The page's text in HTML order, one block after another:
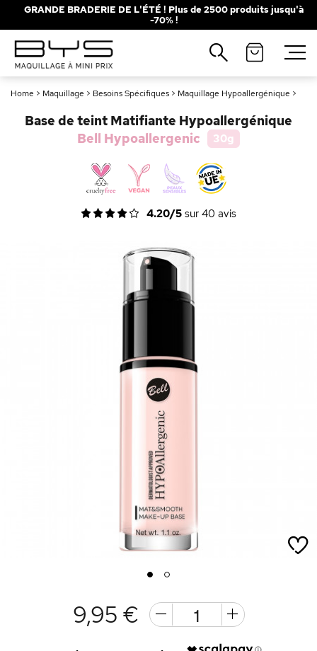
GRANDE BRADERIE DE L'ÉTÉ ! Plus de 2500 produits jusqu'à
-70% !
Home > Maquillage > Besoins Spécifiques > Maquillage Hypoallergénique >
Base de teint Matifiante Hypoallergénique
Bell Hypoallergenic
30g
4.20/5 sur 40 avis
1 2
9,95 €
Fermer
Recherches populaires
Mascara
Palette
Solaire
Brumes
Blush
Rouge à Lèvres